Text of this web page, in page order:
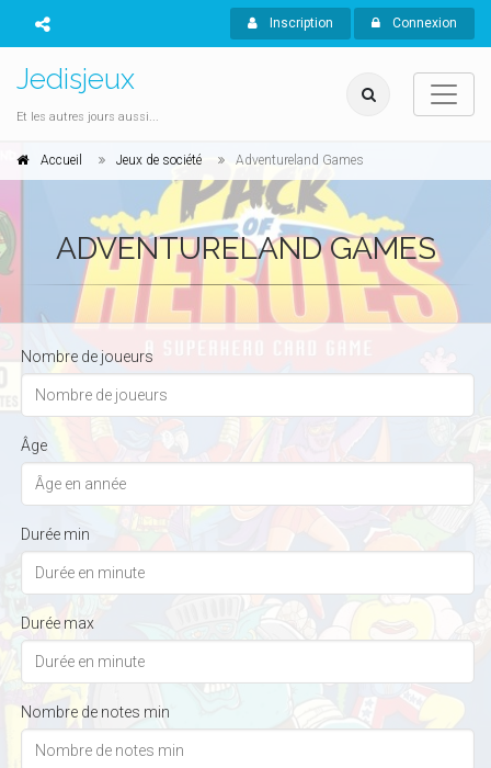
Inscription Connexion
Jedisjeux
Et les autres jours aussi...
Accueil Jeux de société Adventureland Games
ADVENTURELAND GAMES
Nombre de joueurs
Âge
Durée min
Durée max
Nombre de notes min